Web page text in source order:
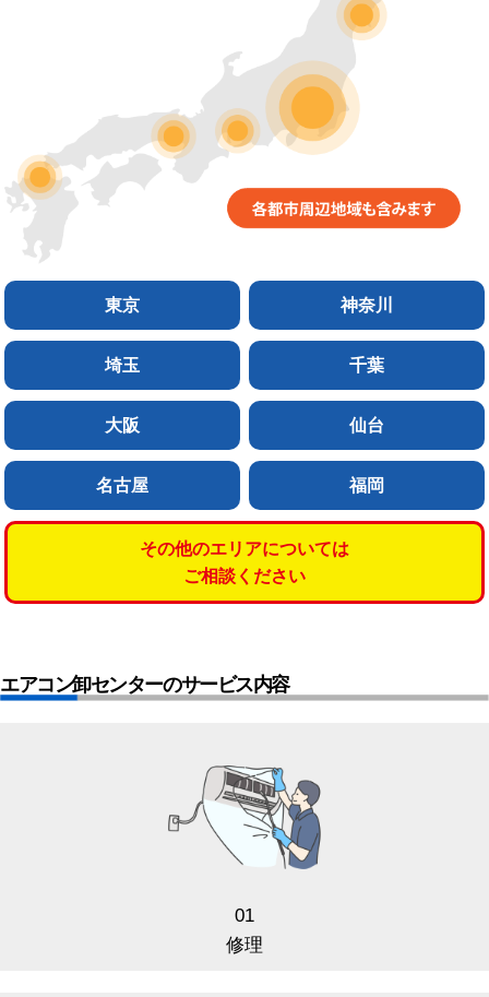
東京 神奈川
埼玉 千葉
大阪 仙台
名古屋 福岡
その他のエリアについては
ご相談ください
エアコン卸センターのサービス内容
01
修理